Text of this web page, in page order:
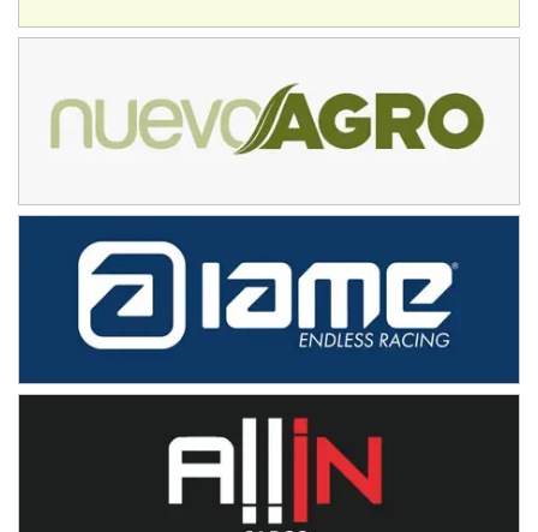
NORESTE SANTAFESINO - F6
SUR SANTAFESINO - F4
José Samuel Sánchez (Tierra)
TUCUMANO - F5
Juan Navarro (Asfalto)
El Timbó (Tucumán)